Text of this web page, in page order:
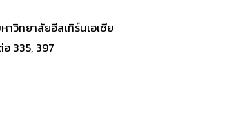
าวิทยาลัยอีสเทิร์นเอเชีย
335, 397